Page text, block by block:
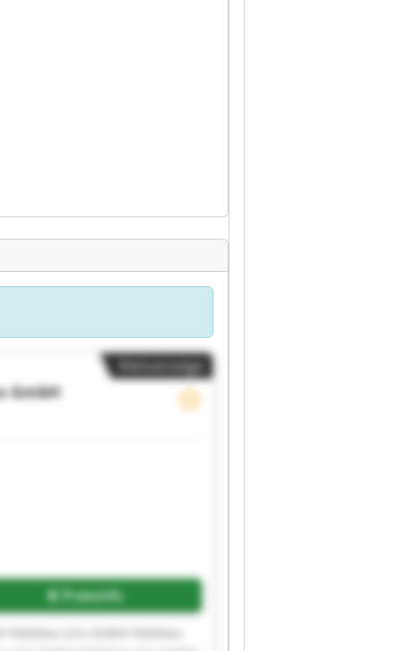
Kleinanzeige
GmbH
Preisinfo
Lins GmbH Holzbau-